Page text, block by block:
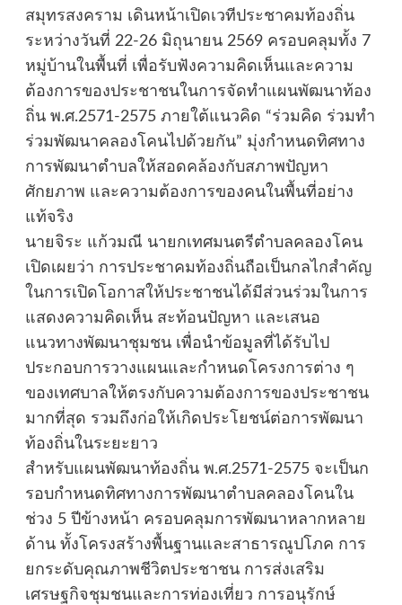
สมุทรสงคราม เดินหน้าเปิดเวทีประชาคมท้องถิ่น
ระหว่างวันที่ 22-26 มิถุนายน 2569 ครอบคลุมทั้ง 7
หมู่บ้านในพื้นที่ เพื่อรับฟังความคิดเห็นและความ
ต้องการของประชาชนในการจัดทำแผนพัฒนาท้อง
ถิ่น พ.ศ.2571-2575 ภายใต้แนวคิด “ร่วมคิด ร่วมทำ
ร่วมพัฒนาคลองโคนไปด้วยกัน” มุ่งกำหนดทิศทาง
การพัฒนาตำบลให้สอดคล้องกับสภาพปัญหา
ศักยภาพ และความต้องการของคนในพื้นที่อย่าง
แท้จริง
นายจิระ แก้วมณี นายกเทศมนตรีตำบลคลองโคน
เปิดเผยว่า การประชาคมท้องถิ่นถือเป็นกลไกสำคัญ
ในการเปิดโอกาสให้ประชาชนได้มีส่วนร่วมในการ
แสดงความคิดเห็น สะท้อนปัญหา และเสนอ
แนวทางพัฒนาชุมชน เพื่อนำข้อมูลที่ได้รับไป
ประกอบการวางแผนและกำหนดโครงการต่าง ๆ
ของเทศบาลให้ตรงกับความต้องการของประชาชน
มากที่สุด รวมถึงก่อให้เกิดประโยชน์ต่อการพัฒนา
ท้องถิ่นในระยะยาว
สำหรับแผนพัฒนาท้องถิ่น พ.ศ.2571-2575 จะเป็นก
รอบกำหนดทิศทางการพัฒนาตำบลคลองโคนใน
ช่วง 5 ปีข้างหน้า ครอบคลุมการพัฒนาหลากหลาย
ด้าน ทั้งโครงสร้างพื้นฐานและสาธารณูปโภค การ
ยกระดับคุณภาพชีวิตประชาชน การส่งเสริม
เศรษฐกิจชุมชนและการท่องเที่ยว การอนุรักษ์